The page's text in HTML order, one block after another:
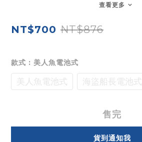
查看更多
NT$700 NT$876
款式 : 美人魚電池式
美人魚電池式 海盜船長電池式
售完
貨到通知我